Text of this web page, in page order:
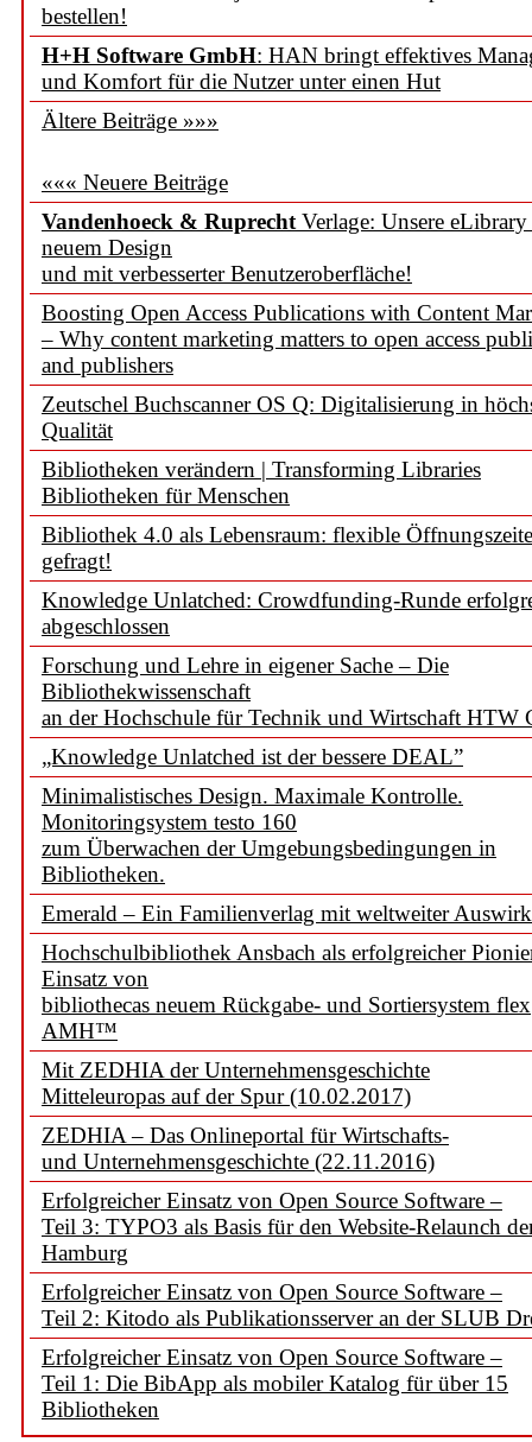
bestellen!
H+H Software GmbH: HAN bringt effektives
und Komfort für die Nutzer unter einen Hut
Ältere Beiträge »»»
««« Neuere Beiträge
Vandenhoeck & Ruprecht Verlage: Unsere
neuem Design
und mit verbesserter Benutzeroberfläche!
Boosting Open Access Publications with Content
– Why content marketing matters to open access
and publishers
Zeutschel Buchscanner OS Q: Digitalisierung in
Qualität
Bibliotheken verändern | Transforming Libraries
Bibliotheken für Menschen
Bibliothek 4.0 als Lebensraum: flexible
gefragt!
Knowledge Unlatched: Crowdfunding-Runde
abgeschlossen
Forschung und Lehre in eigener Sache – Die
Bibliothekwissenschaft
an der Hochschule für Technik und Wirtschaft HTW
„Knowledge Unlatched ist der bessere DEAL”
Minimalistisches Design. Maximale Kontrolle.
Monitoringsystem testo 160
zum Überwachen der Umgebungsbedingungen in
Bibliotheken.
Emerald – Ein Familienverlag mit weltweiter
Hochschulbibliothek Ansbach als erfolgreicher
Einsatz von
bibliothecas neuem Rückgabe- und Sortiersystem flex
AMH™
Mit ZEDHIA der Unternehmensgeschichte
Mitteleuropas auf der Spur (10.02.2017)
ZEDHIA – Das Onlineportal für Wirtschafts-
und Unternehmensgeschichte (22.11.2016)
Erfolgreicher Einsatz von Open Source Software –
Teil 3: TYPO3 als Basis für den Website-Relaunch
Hamburg
Erfolgreicher Einsatz von Open Source Software –
Teil 2: Kitodo als Publikationsserver an der SLUB
Erfolgreicher Einsatz von Open Source Software –
Teil 1: Die BibApp als mobiler Katalog für über 15
Bibliotheken